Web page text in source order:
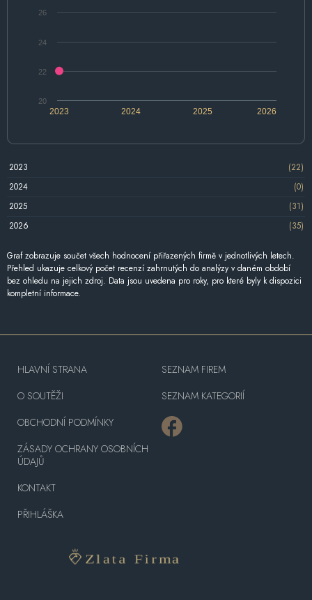
2024 2026
2023 2025
20
22
24
26
2023
(22)
2024
(0)
2025
(31)
2026
(35)
Graf zobrazuje součet všech hodnocení přiřazených firmě v jednotlivých letech.
Přehled ukazuje celkový počet recenzí zahrnutých do analýzy v daném období
bez ohledu na jejich zdroj. Data jsou uvedena pro roky, pro které byly k dispozici
kompletní informace.
HLAVNÍ STRANA
O SOUTĚŽI
OBCHODNÍ PODMÍNKY
ZÁSADY OCHRANY OSOBNÍCH
ÚDAJŮ
KONTAKT
PŘIHLÁŠKA
SEZNAM FIREM
SEZNAM KATEGORIÍ